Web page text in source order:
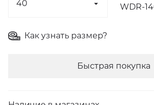
WDR-
Как узнать размер?
Быстрая покупка